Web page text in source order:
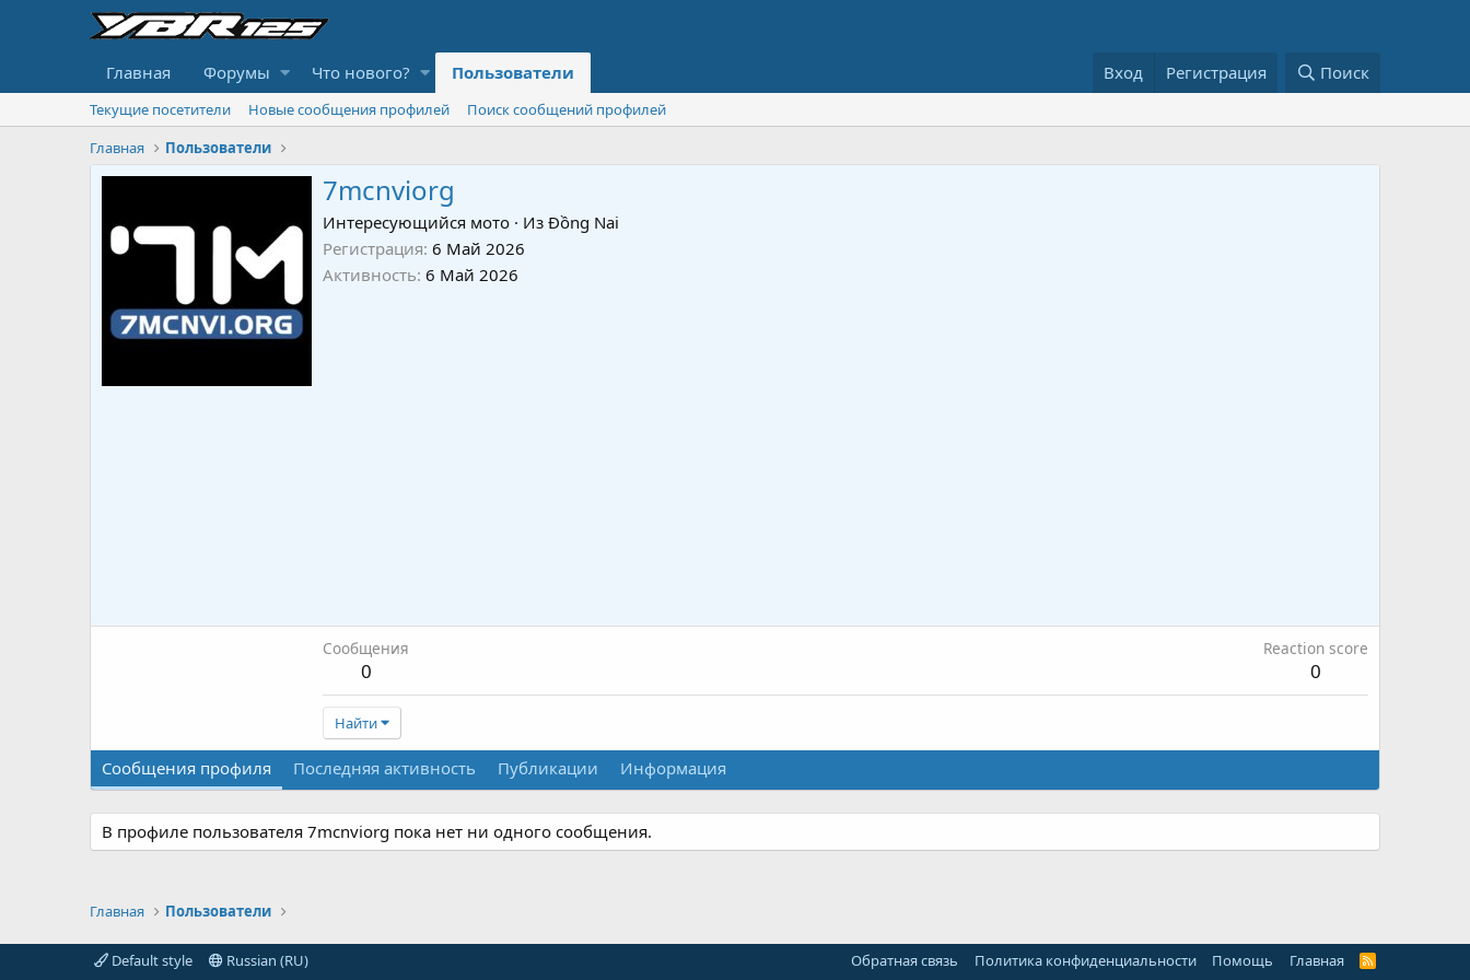
Главная Форумы Что нового? Пользователи Вход Регистрация Поиск
Текущие посетители Новые сообщения профилей
Поиск сообщений профилей
Главная
Пользователи
7mcnviorg
Интересующийся мото · Из Đồng Nai
Регистрация 6 Май 2026
Активность 6 Май 2026
Сообщения
0
Reaction score
0
Найти
Сообщения профиля Последняя активность Публикации Информация
В профиле пользователя 7mcnviorg пока нет ни одного сообщения.
Главная Пользователи
Default style Russian (RU) Обратная связь Политика конфиденциальности Помощь Главная
R